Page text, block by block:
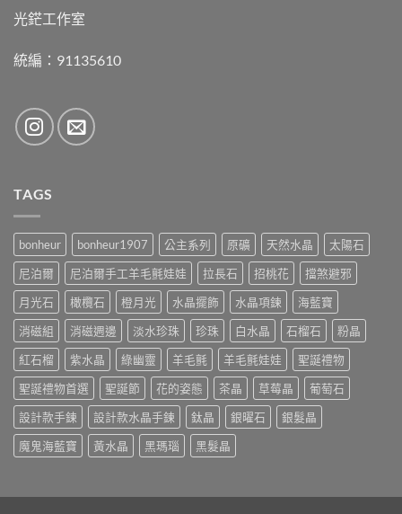
光鋩工作室
統編：91135610
TAGS
bonheur bonheur1907 公主系列 原礦 天然水晶
太陽石
尼泊爾
尼泊爾手工羊毛氈娃娃 拉長石 招桃花
擋煞避邪
月光石
橄欖石 橙月光 水晶擺飾 水晶項鍊
海藍寶
消磁組
消磁週邊 淡水珍珠 珍珠 白水晶 石榴石
粉晶
紅石榴
紫水晶 綠幽靈 羊毛氈 羊毛氈娃娃
聖誕禮物
聖誕禮物首選
聖誕節 花的姿態 茶晶 草莓晶
葡萄石
設計款手鍊
設計款水晶手鍊 鈦晶 銀曜石
銀髮晶
魔鬼海藍寶
黃水晶 黑瑪瑙 黑髮晶